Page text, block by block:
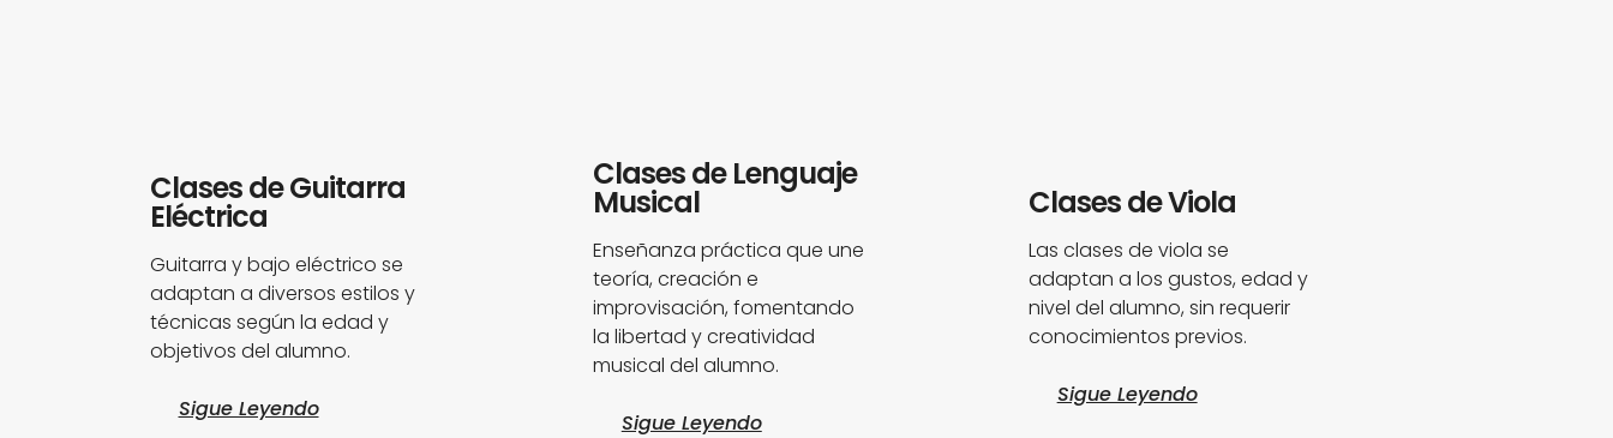
Clases de Guitarra
Eléctrica
Guitarra y bajo eléctrico se
adaptan a diversos estilos y
técnicas según la edad y
objetivos del alumno.
Sigue Leyendo
Clases de Lenguaje
Musical
Enseñanza práctica que une
teoría, creación e
improvisación, fomentando
la libertad y creatividad
musical del alumno.
Sigue Leyendo
Clases de Viola
Las clases de viola se
adaptan a los gustos, edad y
nivel del alumno, sin requerir
conocimientos previos.
Sigue Leyendo